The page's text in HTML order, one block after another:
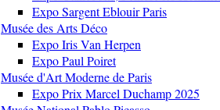
Expo Sargent Eblouir Paris
Musée des Arts Déco
Expo Iris Van Herpen
Expo Paul Poiret
Musée d'Art Moderne de Paris
Expo Prix Marcel Duchamp 2025